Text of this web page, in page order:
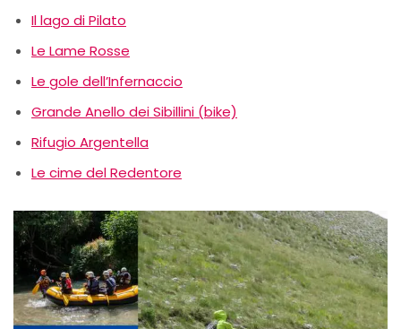
Il lago di Pilato
Le Lame Rosse
Le gole dell’Infernaccio
Grande Anello dei Sibillini (bike)
Rifugio Argentella
Le cime del Redentore